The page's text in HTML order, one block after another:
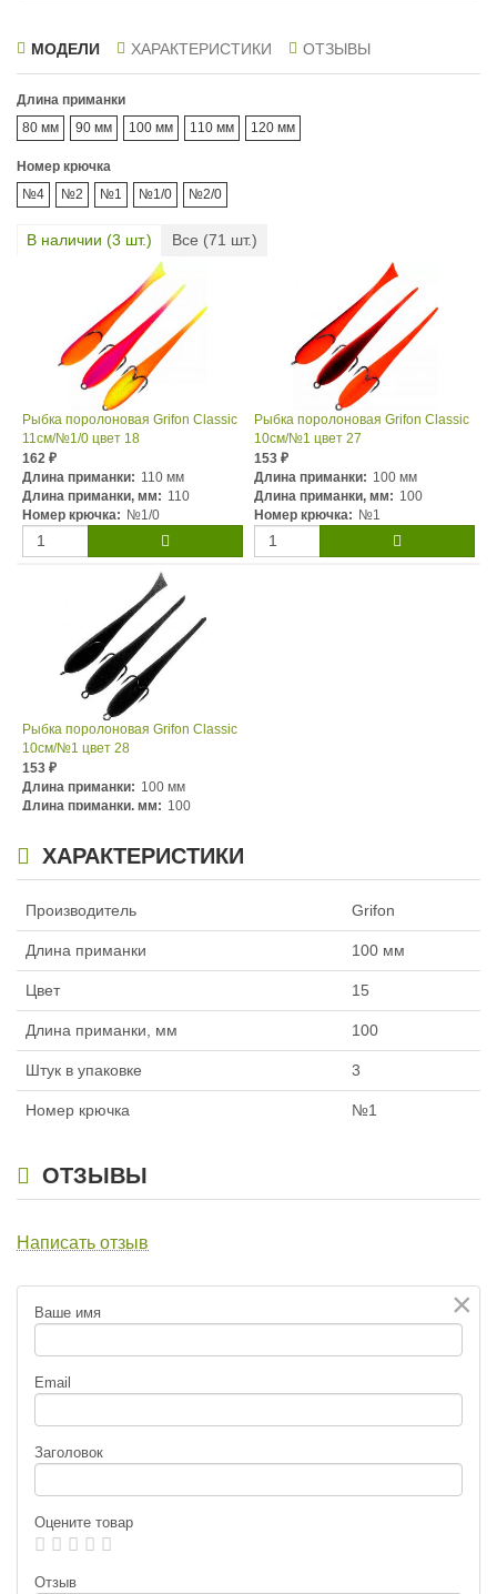
МОДЕЛИ ХАРАКТЕРИСТИКИ ОТЗЫВЫ
Длина приманки
80 мм
90 мм 100 мм 110 мм 120 мм
Номер крючка
№4
№2 №1 №1/0 №2/0
В наличии (3 шт.) Все (71 шт.)
Рыбка поролоновая Grifon Classic
11см/№1/0 цвет 18
162 ₽
Длина приманки: 110 мм
Длина приманки, мм: 110
Номер крючка: №1/0
Рыбка поролоновая Grifon Classic
10см/№1 цвет 27
153 ₽
Длина приманки: 100 мм
Длина приманки, мм: 100
Номер крючка: №1
Рыбка поролоновая Grifon Classic
10см/№1 цвет 28
153 ₽
Длина приманки: 100 мм
Длина приманки, мм: 100
ХАРАКТЕРИСТИКИ
Производитель Grifon
Длина приманки 100 мм
Цвет 15
Длина приманки, мм 100
Штук в упаковке 3
Номер крючка №1
ОТЗЫВЫ
Написать отзыв
×
Ваше имя
Email
Заголовок
Оцените товар
Отзыв